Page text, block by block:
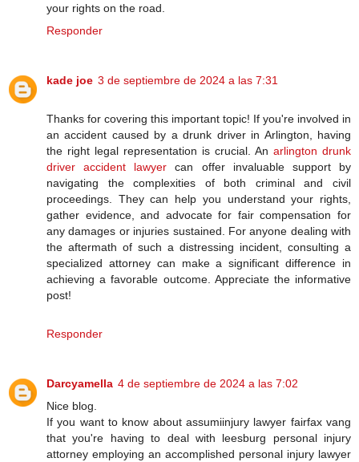
your rights on the road.
Responder
kade joe 3 de septiembre de 2024 a las 7:31
Thanks for covering this important topic! If you're involved in
an accident caused by a drunk driver in Arlington, having
the right legal representation is crucial. An arlington drunk
driver accident lawyer can offer invaluable support by
navigating the complexities of both criminal and civil
proceedings. They can help you understand your rights,
gather evidence, and advocate for fair compensation for
any damages or injuries sustained. For anyone dealing with
the aftermath of such a distressing incident, consulting a
specialized attorney can make a significant difference in
achieving a favorable outcome. Appreciate the informative
post!
Responder
Darcyamella 4 de septiembre de 2024 a las 7:02
Nice blog.
If you want to know about assumiinjury lawyer fairfax vang
that you're having to deal with leesburg personal injury
attorney employing an accomplished personal injury lawyer